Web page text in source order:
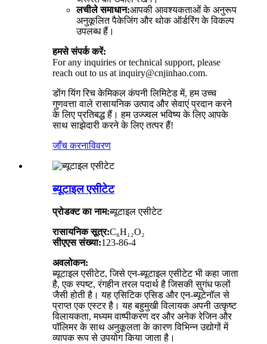
लचीले समाधान:आपकी आवश्यकताओं के अनुरूप
अनुकूलित पैकेजिंग और थोक ऑर्डरिंग के विकल्प
उपलब्ध हैं।
हमसे संपर्क करें:
For any inquiries or technical support, please
reach out to us at inquiry@cnjinhao.com.
डोंग यिंग रिच केमिकल कंपनी लिमिटेड में, हम उच्च
गुणवत्ता वाले रासायनिक उत्पाद और सेवाएं प्रदान करने
के लिए प्रतिबद्ध हैं। हम उज्ज्वल भविष्य के लिए आपके
साथ साझेदारी करने के लिए तत्पर हैं!
जाँच करनाविवरण
ब्यूटाइल एसीटेट
प्रोडक्ट का नाम:ब्यूटाइल एसीटेट
रासायनिक सूत्र:C₆H₁₂O₂
सीएएस संख्या:123-86-4
अवलोकन:
ब्यूटाइल एसीटेट, जिसे एन-ब्यूटाइल एसीटेट भी कहा जाता
है, एक स्पष्ट, रंगहीन तरल पदार्थ है जिसकी सुगंध फलों
जैसी होती है। यह एसिटिक एसिड और एन-ब्यूटेनॉल से
प्राप्त एक एस्टर है। यह बहुमुखी विलायक अपनी उत्कृष्ट
विलायकता, मध्यम वाष्पीकरण दर और अनेक रेजिन और
पॉलिमर के साथ अनुकूलता के कारण विभिन्न उद्योगों में
व्यापक रूप से उपयोग किया जाता है।